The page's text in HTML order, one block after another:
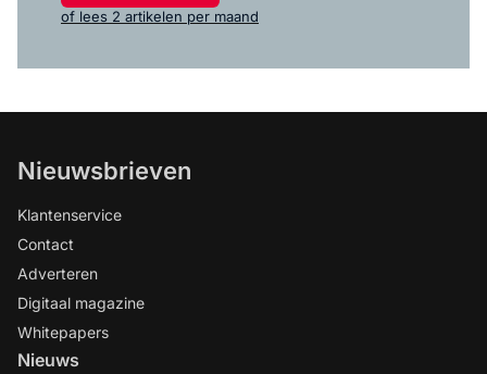
of lees 2 artikelen per maand
Nieuwsbrieven
Klantenservice
Contact
Adverteren
Digitaal magazine
Whitepapers
Nieuws